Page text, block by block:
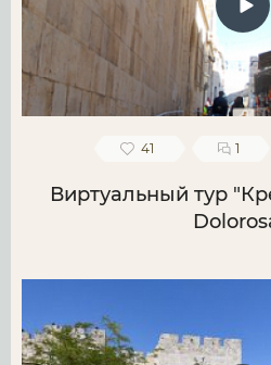
41 1
Виртуальный тур